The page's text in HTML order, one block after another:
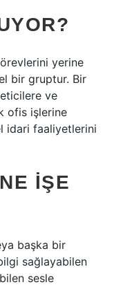
yerine
bir gruptur. Bir
ve
ofis işlerine
idari faaliyetlerini
IŞE
başka bir
sağlayabilen
sesle